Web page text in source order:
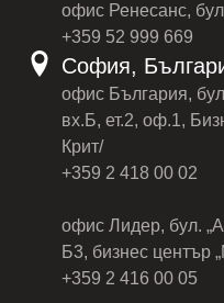
офис Ренесанс,
+359 52 999 669
София,
офис България,
вх.Б, ет.2, оф.1,
Крит/
+359 2 418 00 02
офис Лидер, бул.
Б3, бизнес център
+359 2 416 00 05